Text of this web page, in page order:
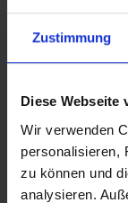
Zustimmung
Diese Webseite
Wir verwenden
personalisieren,
zu können und
analysieren.
© Land Sachsen-